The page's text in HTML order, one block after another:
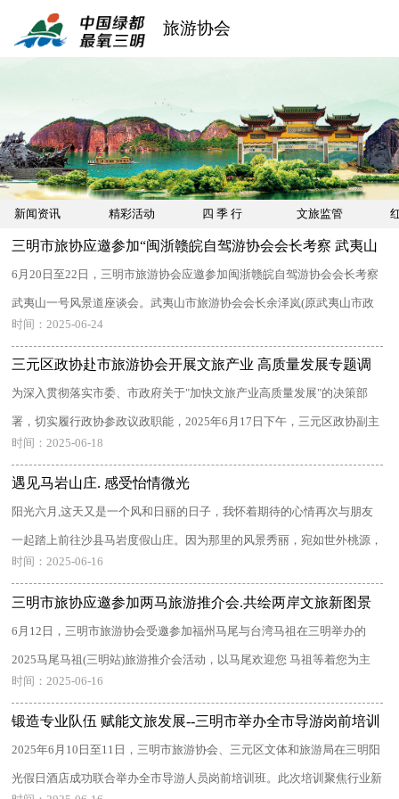
旅游协会
新闻资讯 精彩活动 四 季 行 文旅监管
三明市旅协应邀参加“闽浙赣皖自驾游协会会长考察 武夷山
一号风景道座谈会”
6月20日至22日，三明市旅游协会应邀参加闽浙赣皖自驾游协会会长考察
武夷山一号风景道座谈会。武夷山市旅游协会会长余泽岚(原武夷山市政
协副 ...
时间：2025-06-24
三元区政协赴市旅游协会开展文旅产业 高质量发展专题调
研
为深入贯彻落实市委、市政府关于"加快文旅产业高质量发展"的决策部
署，切实履行政协参政议政职能，2025年6月17日下午，三元区政协副主
席张 ...
时间：2025-06-18
遇见马岩山庄. 感受怡情微光
阳光六月,这天又是一个风和日丽的日子，我怀着期待的心情再次与朋友
一起踏上前往沙县马岩度假山庄。因为那里的风景秀丽，宛如世外桃源，
所 ...
时间：2025-06-16
三明市旅协应邀参加两马旅游推介会.共绘两岸文旅新图景
6月12日，三明市旅游协会受邀参加福州马尾与台湾马祖在三明举办的
2025马尾马祖(三明站)旅游推介会活动，以马尾欢迎您 马祖等着您为主
题， ...
时间：2025-06-16
锻造专业队伍 赋能文旅发展--三明市举办全市导游岗前培训
班
2025年6月10日至11日，三明市旅游协会、三元区文体和旅游局在三明阳
光假日酒店成功联合举办全市导游人员岗前培训班。此次培训聚焦行业新